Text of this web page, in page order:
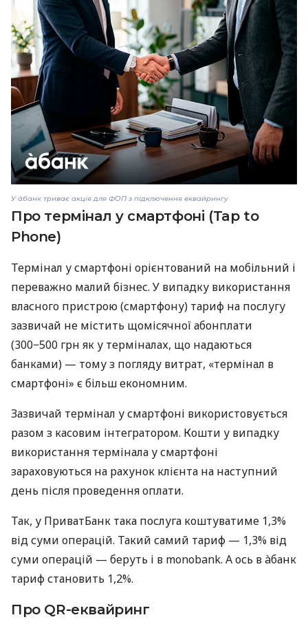
У àбанк триває акція для ФОП з підключення еквайрингу
Про термінал у смартфоні (Tap to
Phone)
Термінал у смартфоні орієнтований на мобільний і
переважно малий бізнес. У випадку використання
власного пристрою (смартфону) тариф на послугу
зазвичай не містить щомісячної абонплати
(300−500 грн як у терміналах, що надаються
банками) — тому з погляду витрат, «термінал в
смартфоні» є більш економним.
Зазвичай термінал у смартфоні використовується
разом з касовим інтегратором. Кошти у випадку
використання термінала у смартфоні
зараховуються на рахунок клієнта на наступний
день після проведення оплати.
Так, у ПриватБанк така послуга коштуватиме 1,3%
від суми операцій. Такий самий тариф — 1,3% від
суми операцій — беруть і в monobank. А ось в àбанк
тариф становить 1,2%.
Про QR-еквайринг